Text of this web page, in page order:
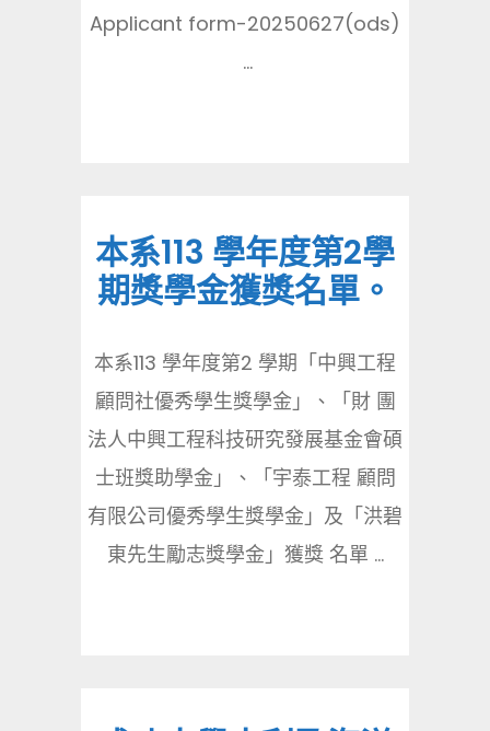
Applicant form-20250627(ods)
...
本系113 學年度第2學
期獎學金獲獎名單。
本系113 學年度第2 學期「中興工程
顧問社優秀學生獎學金」、「財 團
法人中興工程科技研究發展基金會碩
士班獎助學金」、「宇泰工程 顧問
有限公司優秀學生獎學金」及「洪碧
東先生勵志獎學金」獲獎 名單 ...